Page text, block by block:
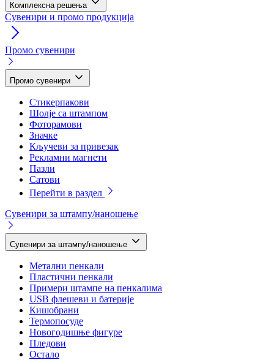
Комплексна решења
Сувенири и промо продукција
Промо сувенири
Промо сувенири
Стикерпакови
Шолје са штампом
Фоторамови
Значке
Кључеви за привезак
Рекламни магнети
Пазли
Сатови
Перейти в раздел
Сувенири за штампу/наношење
Сувенири за штампу/наношење
Метални пенкали
Пластични пенкали
Примери штампе на пенкалима
USB флешеви и батерије
Кишобрани
Термопосуде
Новогодишње фигуре
Пледови
Остало